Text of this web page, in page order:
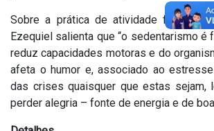
Sobre a prática de atividade física e
Ezequiel salienta que “o sedentarismo é
reduz capacidades motoras e do
afeta o humor e, associado ao
das crises quaisquer que estas sejam,
perder alegria – fonte de energia e de